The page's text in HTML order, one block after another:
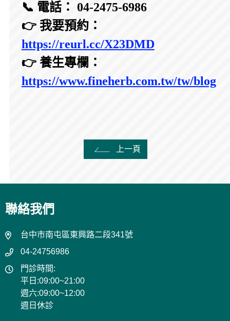
📞 電話： 04-2475-6986
👉 我要預約：
https://reurl.cc/X23DMD
👉 養生專欄：
https://www.fineherb.com.tw/tw/blog
上一頁
聯絡我們
台中市南屯區東興路二段341號
04-24756986
門診時間:
平日:09:00~21:00
週六:09:00~12:00
週日休診